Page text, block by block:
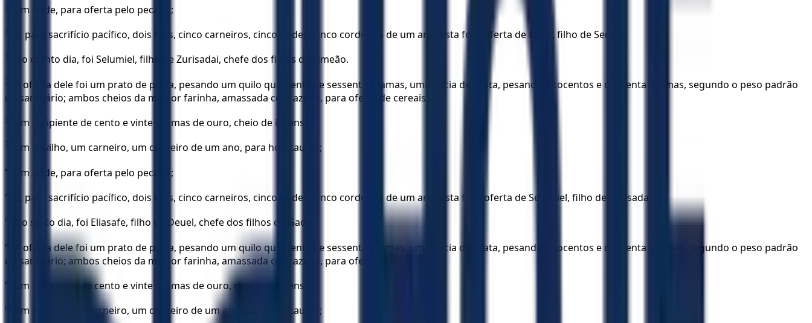
34 um bode, para oferta pelo pecado;
35 e, para sacrifício pacífico, dois bois, cinco carneiros, cinco bodes, cinco cordeiros de um ano; esta foi a oferta de Elizur, filho de Sedeur.
36 No quinto dia, foi Selumiel, filho de Zurisadai, chefe dos filhos de Simeão.
37
A oferta dele foi um prato de prata, pesando um quilo quinhentos e sessenta gramas, uma bacia de prata, pesando oitocentos e quarenta gramas, segundo o peso padrão
do santuário; ambos cheios da melhor farinha, amassada com azeite, para oferta de cereais;
38 um recipiente de cento e vinte gramas de ouro, cheio de incenso;
39 um novilho, um carneiro, um cordeiro de um ano, para holocausto;
40 um bode, para oferta pelo pecado;
41 e, para sacrifício pacífico, dois bois, cinco carneiros, cinco bodes, cinco cordeiros de um ano; esta foi a oferta de Selumiel, filho de Zurisadai.
42 No sexto dia, foi Eliasafe, filho de Deuel, chefe dos filhos de Gade.
43
A oferta dele foi um prato de prata, pesando um quilo quinhentos e sessenta gramas, uma bacia de prata, pesando oitocentos e quarenta gramas, segundo o peso padrão
do santuário; ambos cheios da melhor farinha, amassada com azeite, para oferta de cereais;
44 um recipiente de cento e vinte gramas de ouro, cheio de incenso;
45 um novilho, um carneiro, um cordeiro de um ano, para holocausto;